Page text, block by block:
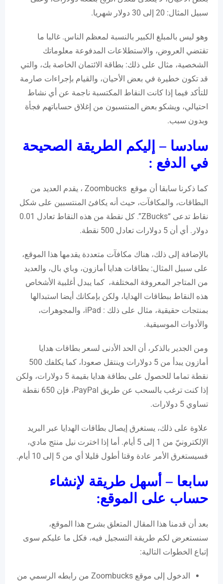
سبيل المثال: 20 إلى 30 دولار شهريا.
وهو ليس بالمبلغ الكبير بالنسبة لمعظم الناس. غالبا ما
تقتضي العروض، والاستطلاعات المدفوعة معلوماتك
الشخصية، مثال على ذلك: بطاقة الائتمان الخاصة بك، والتي
قد تكون خطيرة في بعض الأحيان، والقيام بإجراءات صارمة
للتأكد فيما إذا كانت النقاط المكتسبة ناجمة عن أي نشاط
احتيالي، ويشكو بعض المنتسبون من إغلاق حساباتهم فجأة
وبدون سبب.
سادسا – إليكم الطريقة الصحيحة
في الدفع :
كما ذكرنا سابقا أن موقع Zoombucks ، يقدم العديد من
البطاقات، والمكافآت، حيث أنه يكافئ المنتسبين على شكل
نقاط تدعى “ZBucks”. كل نقطة من هذه النقاط تعادل 0.01
دولار. أي أن 5 دولارات تعادل 500 نقطة.
بالإضافة إلى ذلك، هناك مكافآت متعددة يقدمها هذا الموقع،
على سبيل المثال: بطاقات هدايا أمازون، وباي بال، والعديد
من المتاجر المعروفة المختلفة، كما يبدل أغلبية الأشخاص
هذه النقاط ببطاقات الهدايا، ولكن بإمكانك أيضا استبدالها
بمنتجات حقيقية، مثال على ذلك : iPad، والمجوهرات،
والأدوات الموسيقية.
ومن الجدير بالذكر، أن الحد الأدنى لسعر بطاقات هدايا
أمازون يبدأ من 5 دولارات وينتقل صعودا، كما يكلفك 500
نقطة تماما للحصول على بطاقة هدايا بقيمة 5 دولارات، ولكن
إذا كنت ترغب بالسحب عن طريق PayPal، فإن 650 نقطة
تساوي 5 دولارات.
علاوة على ذلك، يستغرق إيصال بطاقات الهدايا عبر البريد
الإلكترونيّ من 1 إلى 5 أيام. أما إذا اخترت نيل منتج مادي،
فسيستغرق الأمر عادة وقتا أطول قليلا أي من 5 إلى 10 أيام.
سابعا – أسهل طريقة لإنشاء
حساب على الموقع:
بعد أن قدمنا هذا المقال المتعلق بشرح هذا الموقع،
سنستعرض لكم طريقة التسجيل فيه، فكل ما عليكم سوى
إتباع الخطوات التالية:
الدخول إلى موقع Zoombucks من رابطه الرسمي من